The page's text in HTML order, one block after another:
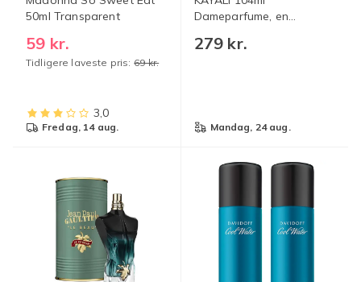
50ml Transparent
59 kr.
Tidligere laveste pris: 69 kr.
3,0
fredag, 14 aug.
Dameparfume, en
orientalsk blomster-
279 kr.
mandag, 24 aug.